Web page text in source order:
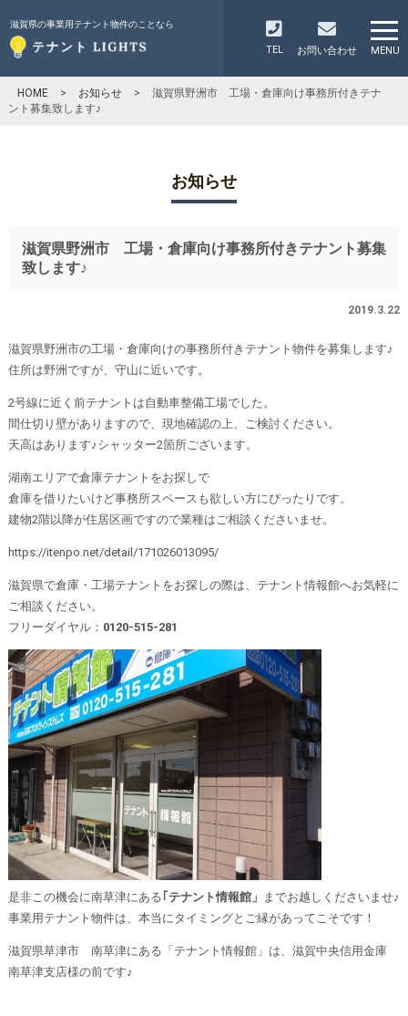
滋賀県の事業用テナント物件のことなら
TEL お問い合わせ MENU
HOME > お知らせ >
滋賀県野洲市 工場・倉庫向け事務所付きテナ
ント募集致します♪
お知らせ
滋賀県野洲市 工場・倉庫向け事務所付きテナント募集
致します♪
2019.3.22
滋賀県野洲市の工場・倉庫向けの事務所付きテナント物件を募集します♪
住所は野洲ですが、守山に近いです。
2号線に近く前テナントは自動車整備工場でした。
間仕切り壁がありますので、現地確認の上、ご検討ください。
天高はあります♪シャッター2箇所ございます。
湖南エリアで倉庫テナントをお探しで
倉庫を借りたいけど事務所スペースも欲しい方にぴったりです。
建物2階以降が住居区画ですので業種はご相談くださいませ。
https://itenpo.net/detail/171026013095/
滋賀県で倉庫・工場テナントをお探しの際は、テナント情報館へお気軽に
ご相談ください。
フリーダイヤル： 0120-515-281
是非この機会に南草津にある ｢テナント情報館」 までお越しくださいませ♪
事業用テナント物件は、本当にタイミングとご縁があってこそです！
滋賀県草津市 南草津にある「テナント情報館」は、滋賀中央信用金庫
南草津支店様の前です♪